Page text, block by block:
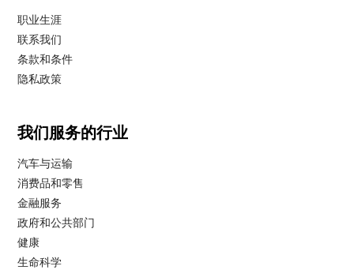
职业生涯
联系我们
条款和条件
隐私政策
我们服务的行业
汽车与运输
消费品和零售
金融服务
政府和公共部门
健康
生命科学